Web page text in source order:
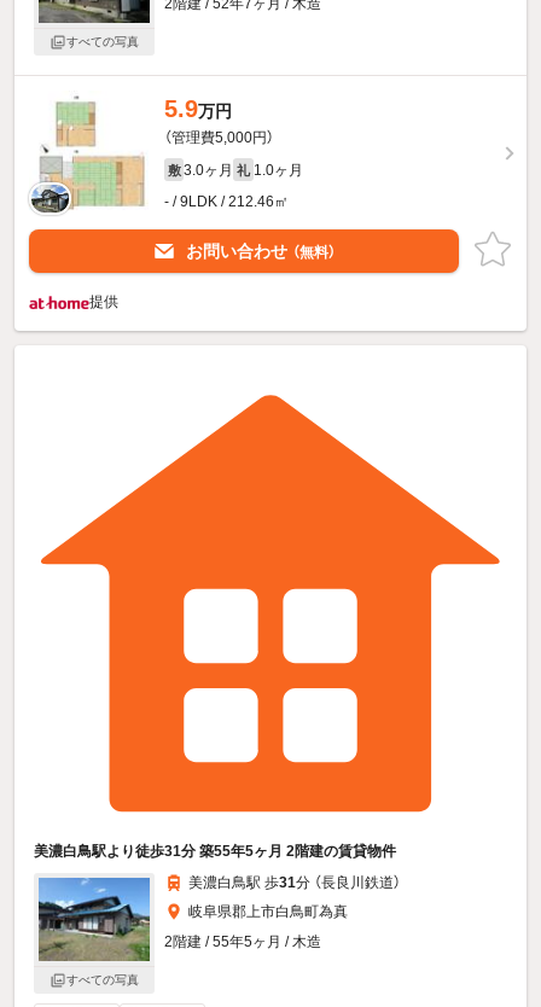
すべての写真
2階建 / 52年7ヶ月 / 木造
5.9万円
（管理費5,000円）
敷 3.0ヶ月 礼 1.0ヶ月
- / 9LDK / 212.46㎡
お問い合わせ （無料）
提供
美濃白鳥駅より徒歩31分 築55年5ヶ月 2階建の賃貸物件
すべての写真
美濃白鳥駅 歩31分 （長良川鉄道）
岐阜県郡上市白鳥町為真
2階建 / 55年5ヶ月 / 木造